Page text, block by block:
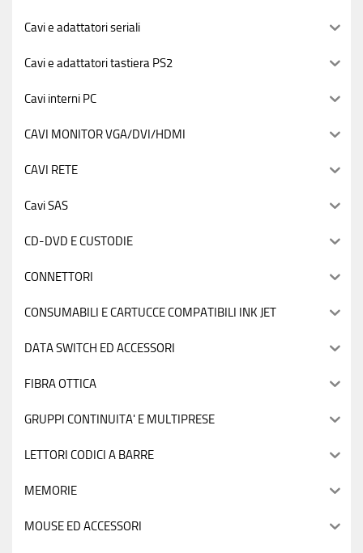
Cavi e adattatori seriali
Cavi e adattatori tastiera PS2
Cavi interni PC
CAVI MONITOR VGA/DVI/HDMI
CAVI RETE
Cavi SAS
CD-DVD E CUSTODIE
CONNETTORI
CONSUMABILI E CARTUCCE COMPATIBILI INK JET
DATA SWITCH ED ACCESSORI
FIBRA OTTICA
GRUPPI CONTINUITA' E MULTIPRESE
LETTORI CODICI A BARRE
MEMORIE
MOUSE ED ACCESSORI